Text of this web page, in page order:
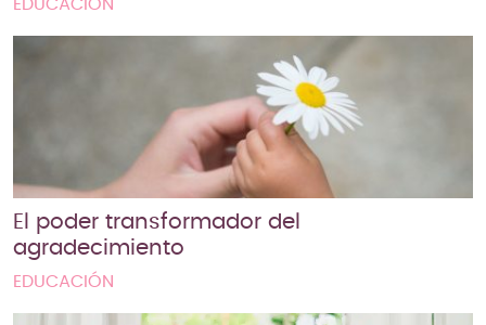
EDUCACIÓN
El poder transformador del
agradecimiento
EDUCACIÓN